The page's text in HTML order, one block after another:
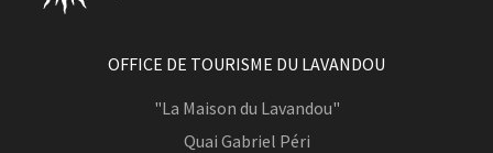
OFFICE DE TOURISME DU LAVANDOU
"La Maison du Lavandou"
Quai Gabriel Péri